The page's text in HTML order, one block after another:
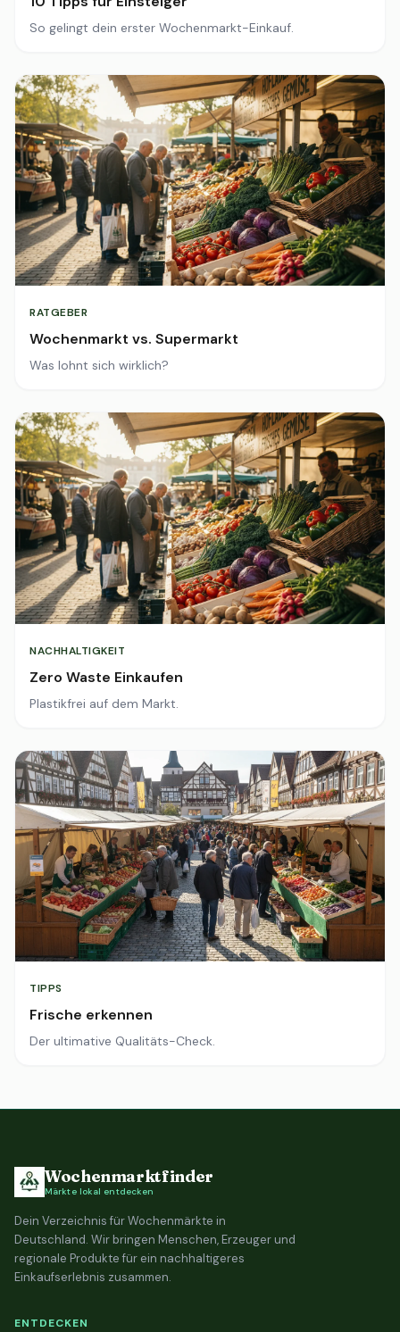
So gelingt dein erster Wochenmarkt-Einkauf.
RATGEBER
Wochenmarkt vs. Supermarkt
Was lohnt sich wirklich?
NACHHALTIGKEIT
Zero Waste Einkaufen
Plastikfrei auf dem Markt.
TIPPS
Frische erkennen
Der ultimative Qualitäts-Check.
Wochenmarktfinder
Märkte lokal entdecken
Dein Verzeichnis für Wochenmärkte in
Deutschland. Wir bringen Menschen, Erzeuger und
regionale Produkte für ein nachhaltigeres
Einkaufserlebnis zusammen.
ENTDECKEN